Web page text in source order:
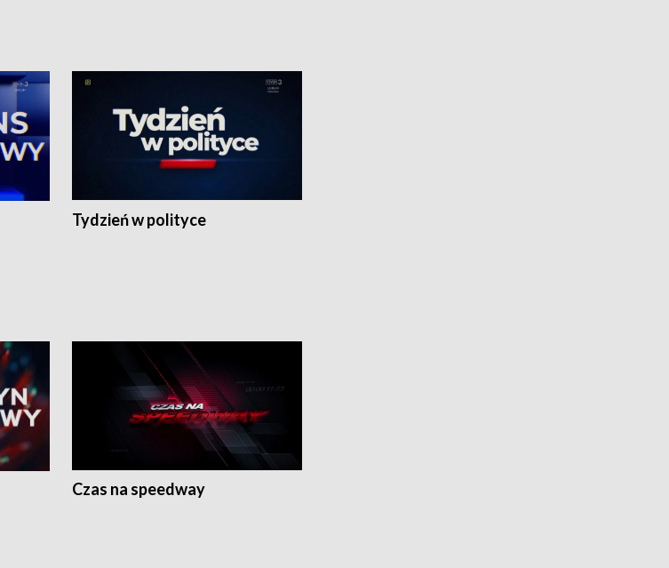
Tydzień w polityce
Czas na speedway